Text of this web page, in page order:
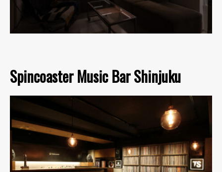
Spincoaster Music Bar Shinjuku